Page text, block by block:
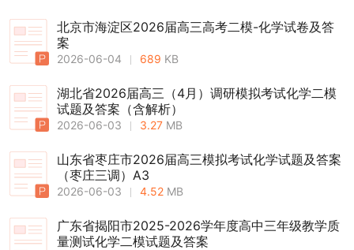
北京市海淀区2026届高三高考二模-化学试卷及答
案
2026-06-04 689 KB
湖北省2026届高三（4月）调研模拟考试化学二模
试题及答案（含解析）
2026-06-03 3.27 MB
山东省枣庄市2026届高三模拟考试化学试题及答案
（枣庄三调）A3
2026-06-03 4.52 MB
广东省揭阳市2025-2026学年度高中三年级教学质
量测试化学二模试题及答案